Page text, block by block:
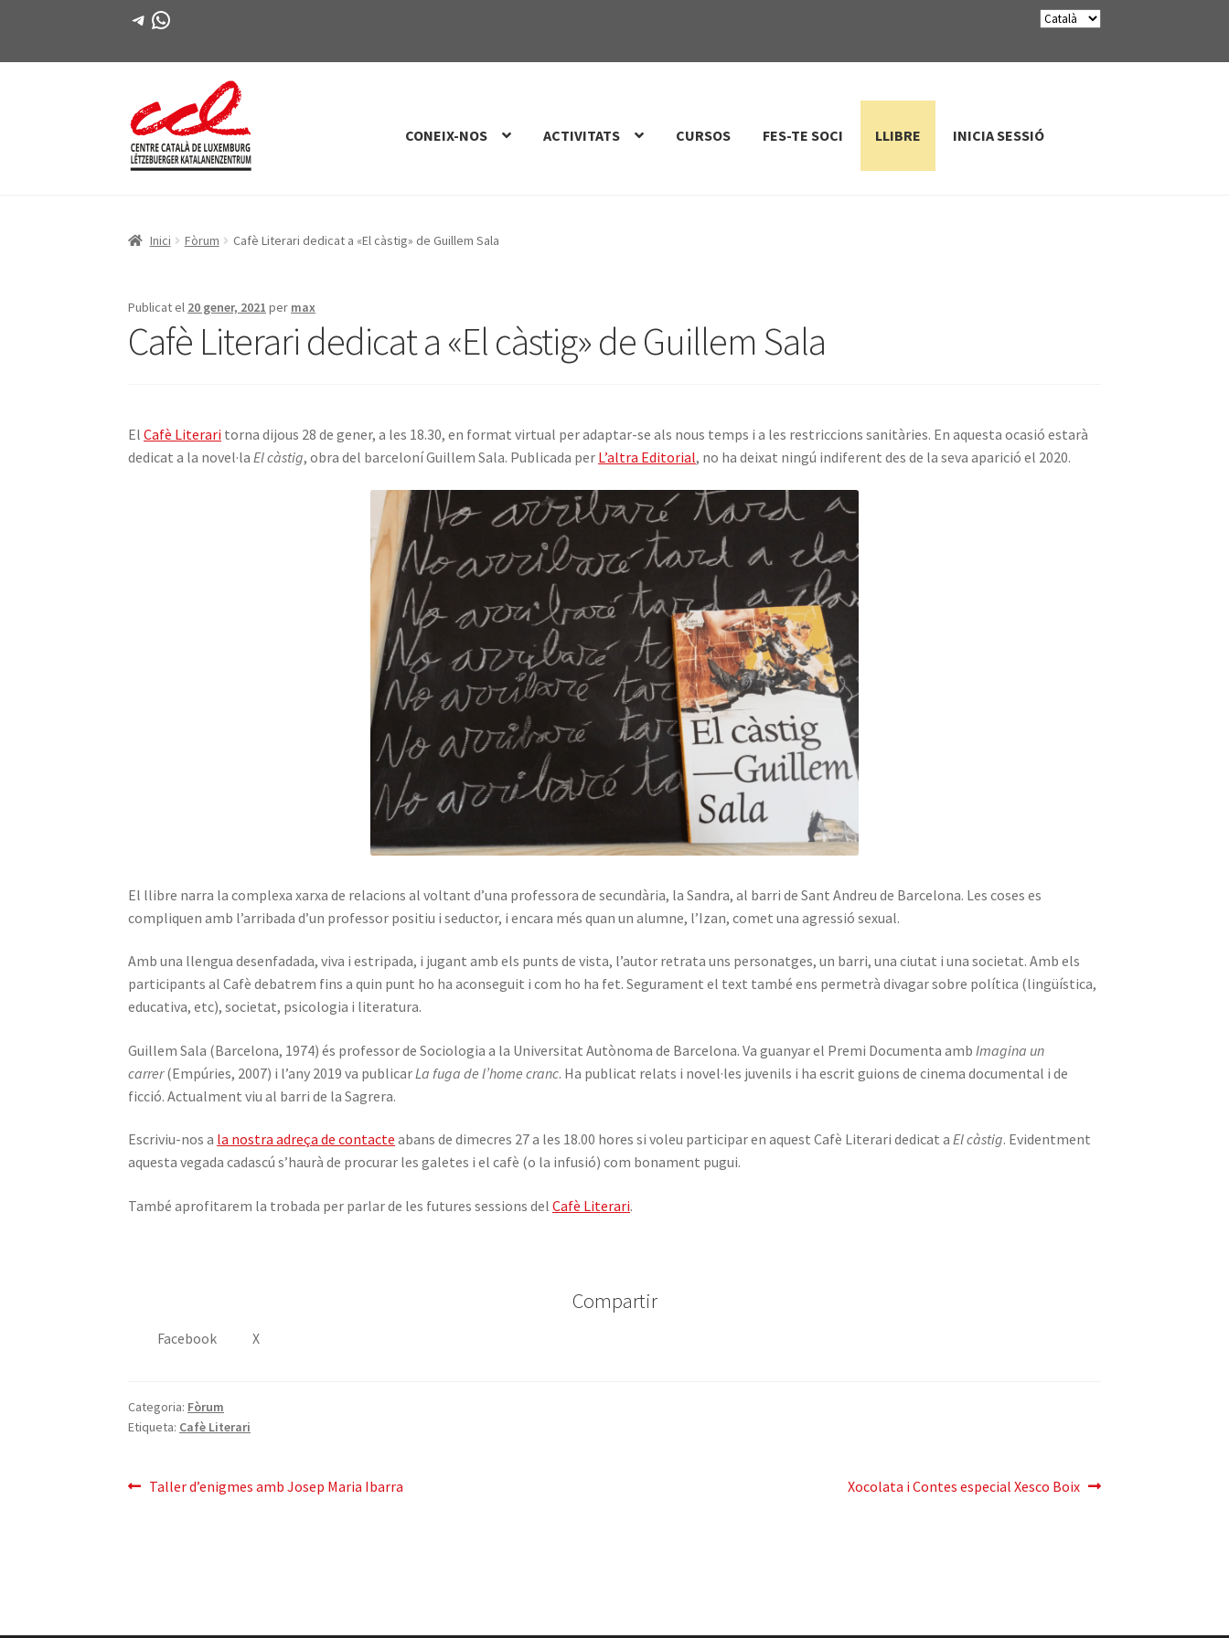
Telegram
WhatsApp
Salta
a
Vés
al
CONEIX-NOS ACTIVITATS CURSOS FES-TE SOCI LLIBRE INICIA SESSIÓ
Inici Fòrum Cafè Literari dedicat a «El càstig» de Guillem Sala
Publicat el 20 gener, 2021 per max
Cafè Literari dedicat a «El càstig» de Guillem Sala
ElCafè Literari torna dijous 28 de gener, a les 18.30, en format virtual per adaptar-se als nous temps i a les restriccions sanitàries. En aquesta ocasió estarà
dedicat a la novel·laEl càstig, obra del barceloní Guillem Sala. Publicada per L’altra Editorial, no ha deixat ningú indiferent des de la seva aparició el 2020.
El llibre narra la complexa xarxa de relacions al voltant d’una professora de secundària, la Sandra, al barri de Sant Andreu de Barcelona. Les coses es
compliquen amb l’arribada d’un professor positiu i seductor, i encara més quan un alumne, l’Izan, comet una agressió sexual.
Amb una llengua desenfadada, viva i estripada, i jugant amb els punts de vista, l’autor retrata uns personatges, un barri, una ciutat i una societat. Amb els
participants al Cafè debatrem fins a quin punt ho ha aconseguit i com ho ha fet. Segurament el text també ens permetrà divagar sobre política (lingüística,
educativa, etc), societat, psicologia i literatura.
Guillem Sala (Barcelona, 1974) és professor de Sociologia a la Universitat Autònoma de Barcelona. Va guanyar el Premi Documenta amb Imagina un
carrer(Empúries, 2007) i l’any 2019 va publicar La fuga de l’home cranc. Ha publicat relats i novel·les juvenils i ha escrit guions de cinema documental i de
ficció. Actualment viu al barri de la Sagrera.
Escriviu-nos a la nostra adreça de contacte abans de dimecres 27 a les 18.00 hores si voleu participar en aquest Cafè Literari dedicat aEl càstig. Evidentment
aquesta vegada cadascú s’haurà de procurar les galetes i el cafè (o la infusió) com bonament pugui.
També aprofitarem la trobada per parlar de les futures sessions delCafè Literari.
Compartir
Facebook X
Categoria: Fòrum
Etiqueta: Cafè Literari
Navegació
Entrada
Taller d’enigmes amb Josep Maria Ibarra
Pròxima
Xocolata i Contes especial Xesco Boix